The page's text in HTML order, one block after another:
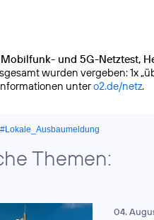
und 5G-Netztest,
wurden vergeben: 1x
untero2.de/netz.
#Lokale_Ausbaumeldung
Themen:
04.